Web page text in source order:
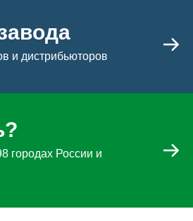
и дистрибьюторов
городах России и